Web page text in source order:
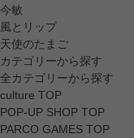
今敏
風とリップ
天使のたまご
カテゴリーから探す
全カテゴリーから探す
culture TOP
POP-UP SHOP TOP
PARCO GAMES TOP